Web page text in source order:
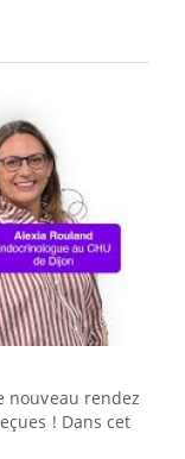
rendez-
! Dans cet